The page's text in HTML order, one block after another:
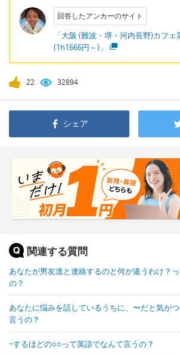
回答したアンカーのサイト
「大阪 (難波・堺・河内長野)カフ
(1h1666円～)」
22 32894
シェア
関連する質問
あなたが男友達と連絡するのと何が違うわけ？
の？
あなたに悩みを話しているうちに、〜だと気が
言うの？
~するほどの○○って英語でなんて言うの？